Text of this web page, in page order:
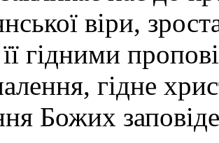
віри,
гідними
гідне
Божих